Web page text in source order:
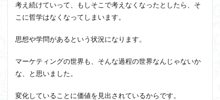
考え続けていって、もしそこで考えなくなったとしたら、そ
こに哲学はなくなってしまいます。
思想や学問があるという状況になります。
マーケティングの世界も、そんな過程の世界なんじゃないか
な、と思いました。
変化していることに価値を見出されているからです。